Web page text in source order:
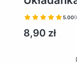
5.00
Cena
8,90 zł